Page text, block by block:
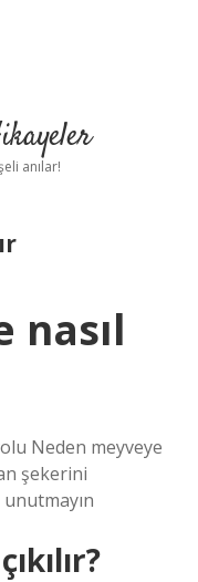
anılar!
nasıl
Neden meyveye
şekerini